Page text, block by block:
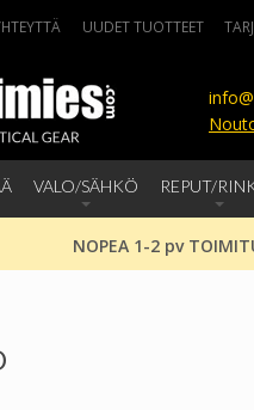
UUDET TUOTTEET
VALO/SÄHKÖ REPUT/
NOPEA 1-2 pv